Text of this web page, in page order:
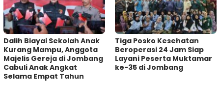
Dalih Biayai Sekolah Anak
Kurang Mampu, Anggota
Majelis Gereja di Jombang
Cabuli Anak Angkat
Selama Empat Tahun
Tiga Posko Kesehatan
Beroperasi 24 Jam Siap
Layani Peserta Muktamar
ke-35 di Jombang